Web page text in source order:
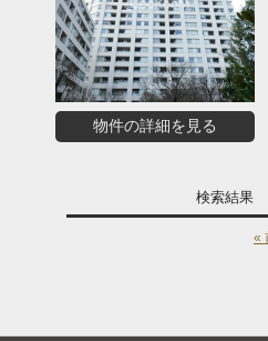
物件の詳細を見る
検索結
«